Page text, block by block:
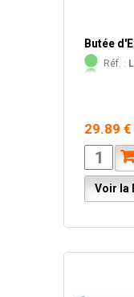
Butée
Réf. :
29.89 €
Voir la